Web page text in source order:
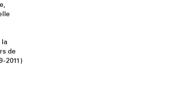
la
de
2011)